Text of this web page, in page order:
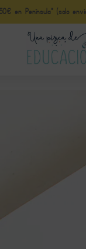
en Península* (solo